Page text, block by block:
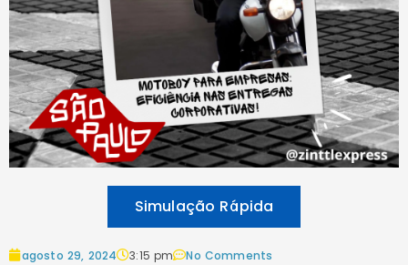
Simulação Rápida
agosto 29, 2024 3:15 pm No Comments